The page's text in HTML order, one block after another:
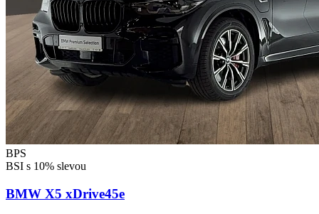
BPS
BSI s 10% slevou
BMW X5 xDrive45e